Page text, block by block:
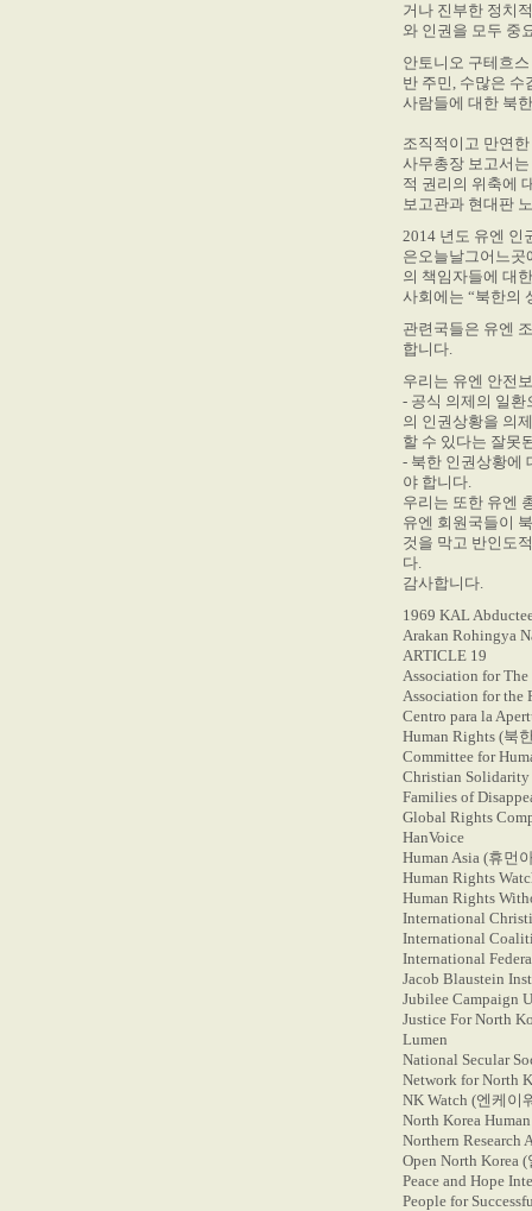
거나 진부한 정치
와 인권을 모두 중
안토니오 구테흐
반 주민, 수많은 수
사람들에 대한 북
조직적이고 만연
사무총장 보고서
적 권리의 위축에
보고관과 현대판
2014 년도 유엔 인
은오늘날그어느곳
의 책임자들에 대
사회에는 “북한의
관련국들은 유엔
합니다.
우리는 유엔 안전
- 공식 의제의 일환
의 인권상황을 의
할 수 있다는 잘못
- 북한 인권상황에
야 합니다.
우리는 또한 유엔
유엔 회원국들이
것을 막고 반인도
다.
감사합니다.
1969 KAL
Arakan Rohingya
ARTICLE 19
Association for The
Association for the
Centro para la
Human Rights (북
Committee for
Christian
Families of
Global Rights
HanVoice
Human Asia (휴먼
Human Rights
Human Rights
International
International
International
Jacob Blaustein
Jubilee Campaign
Justice For North
Lumen
National Secular
Network for North
NK Watch (엔케이
North Korea
Northern Research
Open North Korea
Peace and Hope
People for